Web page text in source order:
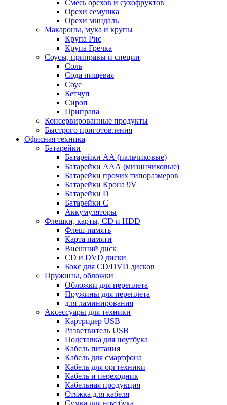
Смесь орехов и сухофруктов
Орехи семушка
Орехи миндаль
Макароны, мука и крупы
Крупа Рис
Крупа Гречка
Соусы, приправы и специи
Соль
Сода пищевая
Соус
Кетчуп
Сироп
Приправа
Консервированные продукты
Быстрого приготовления
Офисная техника
Батарейки
Батарейки АА (пальчиковые)
Батарейки ААА (мизинчиковые)
Батарейки прочих типоразмеров
Батарейки Крона 9V
Батарейки D
Батарейки С
Аккумуляторы
Флешки, карты, CD и HDD
Флеш-память
Карта памяти
Внешний диск
CD и DVD диски
Бокс для CD/DVD дисков
Пружины, обложки
Обложки для переплета
Пружины для переплета
для ламинирования
Аксессуары для техники
Картридер USB
Разветвитель USB
Подставка для ноутбука
Кабель питания
Кабель для смартфона
Кабель для оргтехники
Кабель и переходник
Кабельная продукция
Стяжка для кабеля
Сумка для ноутбука